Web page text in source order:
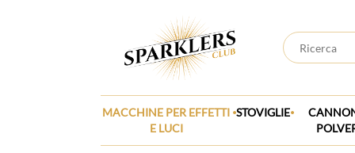
MACCHINE PER EFFETTI
E LUCI
.STOVIGLIE.